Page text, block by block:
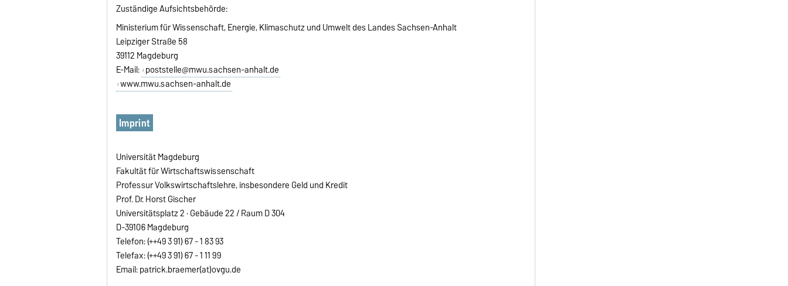
Zuständige Aufsichtsbehörde:
Ministerium für Wissenschaft, Energie, Klimaschutz und Umwelt des Landes Sachsen-Anhalt
Leipziger Straße 58
39112 Magdeburg
E-Mail: poststelle@mwu.sachsen-anhalt.de
www.mwu.sachsen-anhalt.de
Imprint
Universität Magdeburg
Fakultät für Wirtschaftswissenschaft
Professur Volkswirtschaftslehre, insbesondere Geld und Kredit
Prof. Dr. Horst Gischer
Universitätsplatz 2 · Gebäude 22 / Raum D 304
D-39106 Magdeburg
Telefon: (++49 3 91) 67 - 1 83 93
Telefax: (++49 3 91) 67 - 1 11 99
Email: patrick.braemer(at)ovgu.de